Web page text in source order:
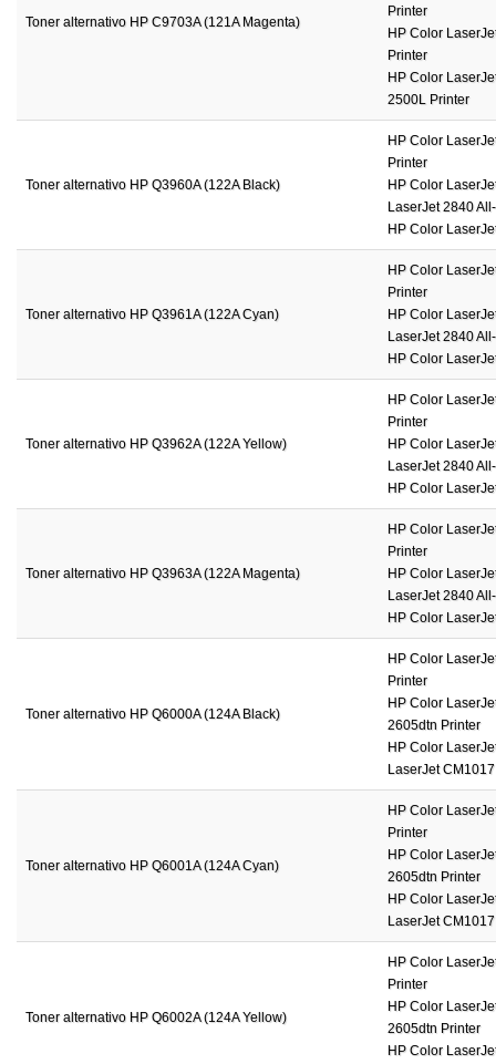
Toner alternativo HP C9703A (121A Magenta)
Printer
HP Color
Printer
HP Color
2500L Printer
Toner alternativo HP Q3960A (122A Black)
HP Color
Printer
HP Color
LaserJet 2840
HP Color
Toner alternativo HP Q3961A (122A Cyan)
HP Color
Printer
HP Color
LaserJet 2840
HP Color
Toner alternativo HP Q3962A (122A Yellow)
HP Color
Printer
HP Color
LaserJet 2840
HP Color
Toner alternativo HP Q3963A (122A Magenta)
HP Color
Printer
HP Color
LaserJet 2840
HP Color
Toner alternativo HP Q6000A (124A Black)
HP Color
Printer
HP Color
2605dtn Printer
HP Color
LaserJet
Toner alternativo HP Q6001A (124A Cyan)
HP Color
Printer
HP Color
2605dtn Printer
HP Color
LaserJet
Toner alternativo HP Q6002A (124A Yellow)
HP Color
Printer
HP Color
2605dtn Printer
HP Color